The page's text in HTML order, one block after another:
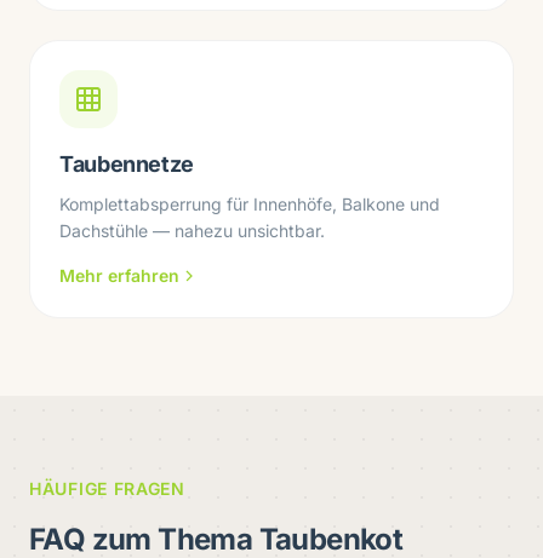
Taubennetze
Komplettabsperrung für Innenhöfe, Balkone und
Dachstühle — nahezu unsichtbar.
Mehr erfahren
HÄUFIGE FRAGEN
FAQ zum Thema Taubenkot